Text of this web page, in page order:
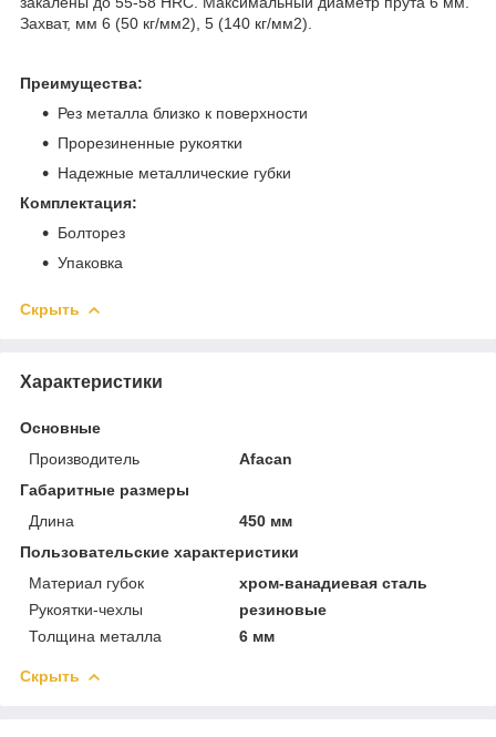
Захват, мм 6 (50 кг/мм2), 5 (140 кг/мм2).
Преимущества:
Рез металла близко к поверхности
Прорезиненные рукоятки
Надежные металлические губки
Комплектация:
Болторез
Упаковка
Скрыть
Характеристики
Основные
Производитель
Afacan
Габаритные размеры
Длина
450 мм
Пользовательские характеристики
Материал губок
хром-ванадиевая сталь
Рукоятки-чехлы
резиновые
Толщина металла
6 мм
Скрыть